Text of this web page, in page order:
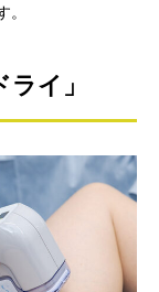
イ」